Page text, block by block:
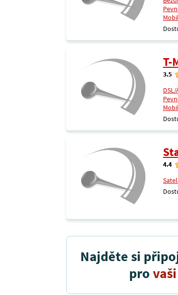
T-
3.5
DSL/
4.4
Najděte si
pro